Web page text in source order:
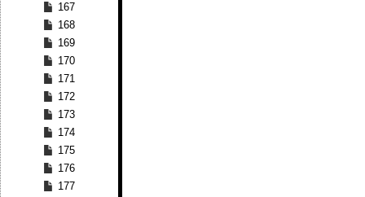
167
168
169
170
171
172
173
174
175
176
177